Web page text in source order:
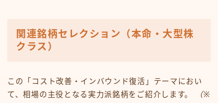
関連銘柄セレクション（本命・大型株
クラス）
この「コスト改善・インバウンド復活」テーマにおい
て、相場の主役となる実力派銘柄をご紹介します。
（※